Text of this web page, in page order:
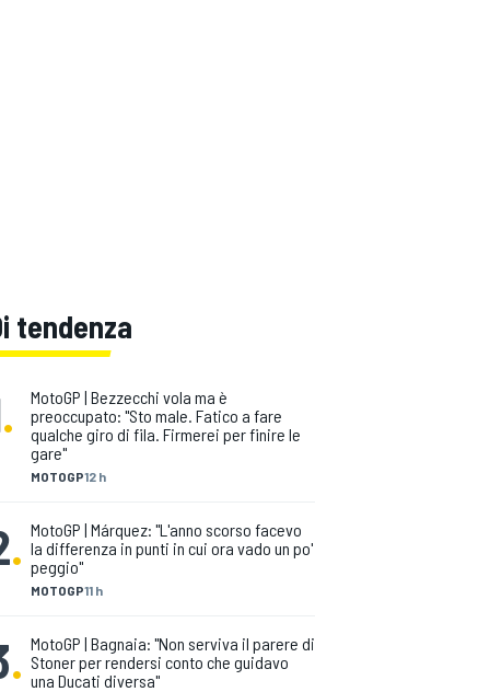
tendenza
.
MOTOGP12 h
MotoGP | Bezzecchi vola ma è
preoccupato: "Sto male. Fatico a fare
qualche giro di fila. Firmerei per finire le
gare"
.
MOTOGP11 h
MotoGP | Márquez: "L'anno scorso facevo
la differenza in punti in cui ora vado un po'
peggio"
. MotoGP | Bagnaia: "Non serviva il parere di
Stoner per rendersi conto che guidavo
una Ducati diversa"